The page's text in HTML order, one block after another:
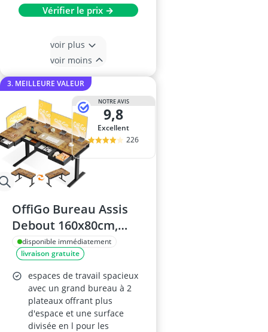
Vérifier le prix →
voir plus
voir moins
3. MEILLEURE VALEUR
NOTRE AVIS
9,8
Excellent
226
OffiGo Bureau Assis
Debout 160x80cm,
Brun Rustique
disponible immédiatement
livraison gratuite
espaces de travail spacieux
avec un grand bureau à 2
plateaux offrant plus
d'espace et une surface
divisée en l pour les